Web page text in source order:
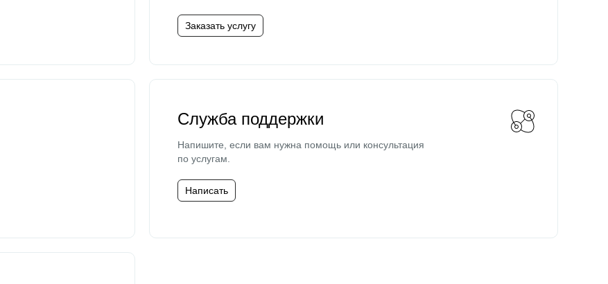
Заказать услугу
Служба поддержки
Напишите, если вам нужна помощь или консультация
по услугам.
Написать